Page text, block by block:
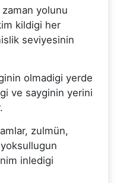
yolunu
kildigi her
seviyesinin
olmadigi yerde
ve sayginin yerini
zulmün,
inledigi